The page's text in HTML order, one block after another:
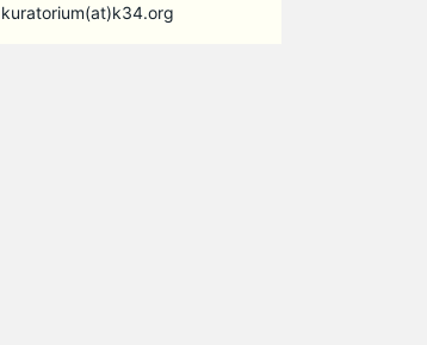
kuratorium(at)k34.org